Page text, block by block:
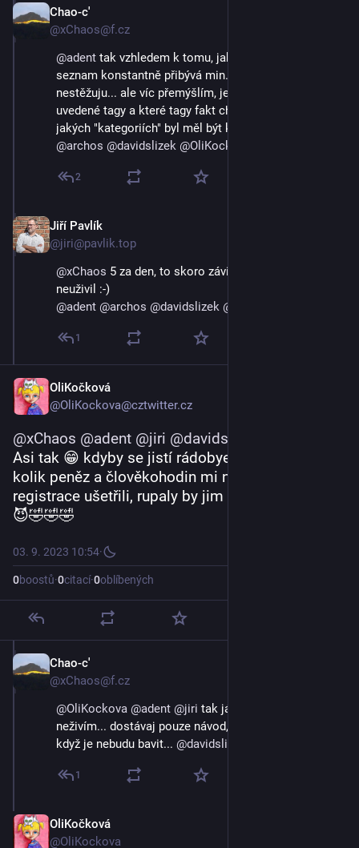
Chao-c'
@xChaos@f.cz
@adent tak vzhledem k tomu, jak mi od uvedení na
seznam konstantně přibývá min. 5 lidí za den si
nestěžuju... ale víc přemýšlím, jestli mám správně
uvedené tagy a které tagy fakt chci propagovat a v
jakých "kategoriích" byl měl být k nalezení...
@archos @davidslizek @OliKockova
2
Jiří Pavlík
@jiri@pavlik.top
@xChaos 5 za den, to skoro závidím, ale asi bych to
neuživil :-)
@adent @archos @davidslizek @
1
OliKočková
@OliKockova@cztwitter.cz
@xChaos @adent @jiri @davidslizek
Asi tak 😁 kdyby se jistí rádobyexperti dověděli,
kolik peněz a člověkohodin mi nedoporučováním
registrace ušetřili, rupaly by jim žilky jak popcorn
😈🤣🤣🤣
03. 9. 2023 10:54·
0boostů·0citací·0oblíbených
Chao-c'
@xChaos@f.cz
@OliKockova @adent @jiri tak já ty followery nijak
neživím... dostávaj pouze návod, aby mi unfollownuli,
když je nebudu bavit... @davidslizek
1
OliKočková
@OliKockova